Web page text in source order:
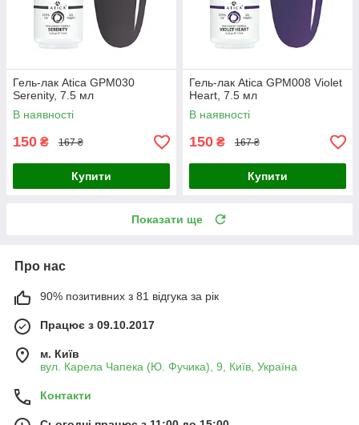
Гель-лак Atica GPM030
Serenity, 7.5 мл
В наявності
150 ₴ 167 ₴
Купити
Гель-лак Atica GPM008 Violet
Heart, 7.5 мл
В наявності
150 ₴ 167 ₴
Купити
Показати ще
Про нас
90% позитивних з 81 відгука за рік
Працює з 09.10.2017
м. Київ
вул. Карела Чапека (Ю. Фучика), 9, Київ, Україна
Контакти